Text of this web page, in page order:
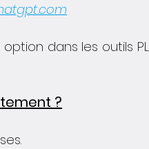
dans les outils
?